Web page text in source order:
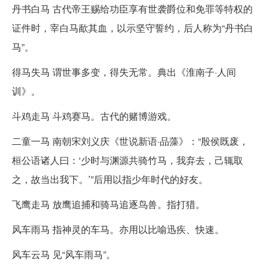
丹书白马 古代帝王赐给功臣享有世袭爵位和免罪等特权的
证件时，宰白马歃其血，以示坚守誓约，后人称为“丹书白
马”。
得马失马 谓世事多变，得失无常。典出《淮南子·人间
训》。
斗鸡走马 斗鸡赛马。古代的赌博游戏。
二童一马 南朝宋刘义庆《世说新语·品藻》：“殷侯既废，
桓公语诸人曰：‘少时与渊源共骑竹马，我弃去，己辄取
之，故当出我下。’”后用以指少年时代的好友。
飞鹰走马 放鹰追捕和骑马追逐鸟兽。指打猎。
风车雨马 指神灵的车马。亦用以比喻迅疾、快速。
风车云马 见“风车雨马”。